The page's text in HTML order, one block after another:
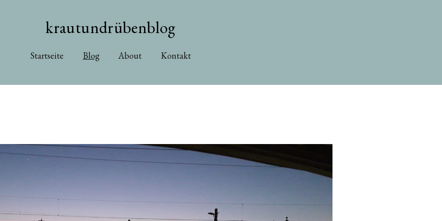
krautundrübenblog
Startseite Blog About Kontakt